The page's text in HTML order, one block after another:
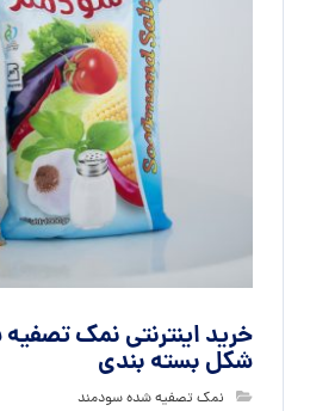
خرید اینترنتی نمک
شکل بسته بندی
نمک تصفیه شده سودمند